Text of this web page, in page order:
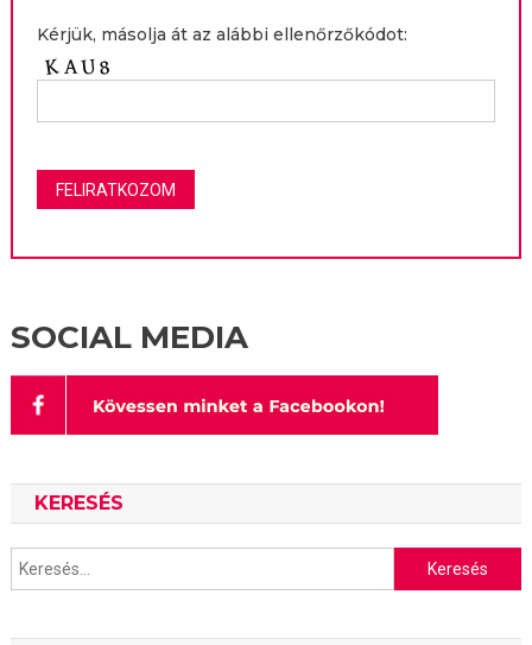
Kérjük, másolja át az alábbi ellenőrzőkódot:
SOCIAL MEDIA
KERESÉS
Keresés: